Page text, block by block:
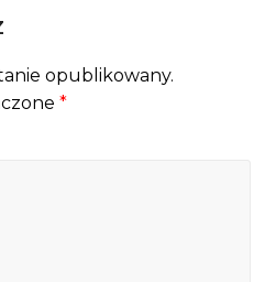
opublikowany.
*